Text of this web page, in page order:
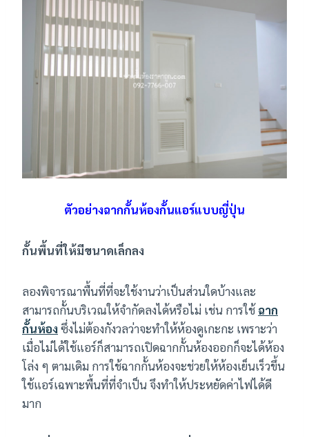
ตัวอย่างฉากกั้นห้องกั้นแอร์แบบญี่ปุ่น
กั้นพื้นที่ให้มีขนาดเล็กลง
ลองพิจารณาพื้นที่ที่จะใช้งานว่าเป็นส่วนใดบ้างและ
สามารถกั้นบริเวณให้จำกัดลงได้หรือไม่ เช่น การใช้ ฉาก
กั้นห้องซึ่งไม่ต้องกังวลว่าจะทำให้ห้องดูเกะกะ เพราะว่า
เมื่อไม่ได้ใช้แอร์ก็สามารถเปิดฉากกั้นห้องออกก็จะได้ห้อง
โล่ง ๆ ตามเดิม การใช้ฉากกั้นห้องจะช่วยให้ห้องเย็นเร็วขึ้น
ใช้แอร์เฉพาะพื้นที่ที่จำเป็น จึงทำให้ประหยัดค่าไฟได้ดี
มาก